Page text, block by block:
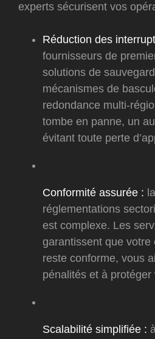
experts sécurisent vos
Réduction des
fournisseurs de
solutions de
mécanismes de
redondance
tombe en panne, un
évitant toute perte
Conformité assurée :
réglementations
est complexe. Les
garantissent que votre
reste conforme, vous
pénalités et à
Scalabilité simplifiée :